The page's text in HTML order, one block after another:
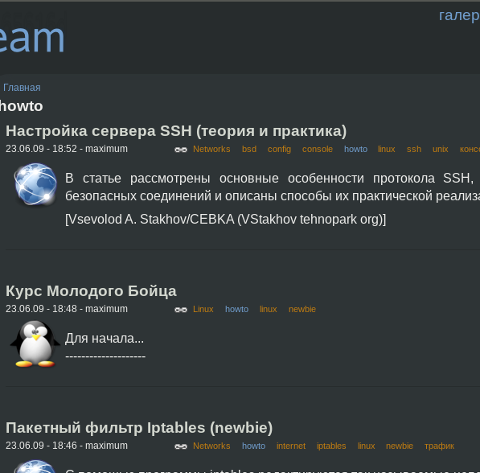
Главная
howto
Настройка сервера SSH (теория и практика)
23.06.09 - 18:52 - maximum Networks bsd config console howto linux ssh unix
В статье рассмотрены основные особенности протокола
безопасных соединений и описаны способы их практической
[Vsevolod A. Stakhov/CEBKA (VStakhov tehnopark org)]
Курс Молодого Бойца
23.06.09 - 18:48 - maximum Linux howto linux newbie
Для начала...
--------------------
Пакетный фильтр Iptables (newbie)
23.06.09 - 18:46 - maximum Networks howto internet iptables linux newbie трафик